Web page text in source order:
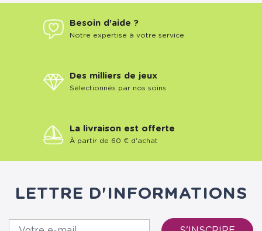
Besoin d'aide ?
Notre expertise à votre service
Des milliers de jeux
Sélectionnés par nos soins
La livraison est offerte
À partir de 60 € d'achat
LETTRE D'INFORMATIONS